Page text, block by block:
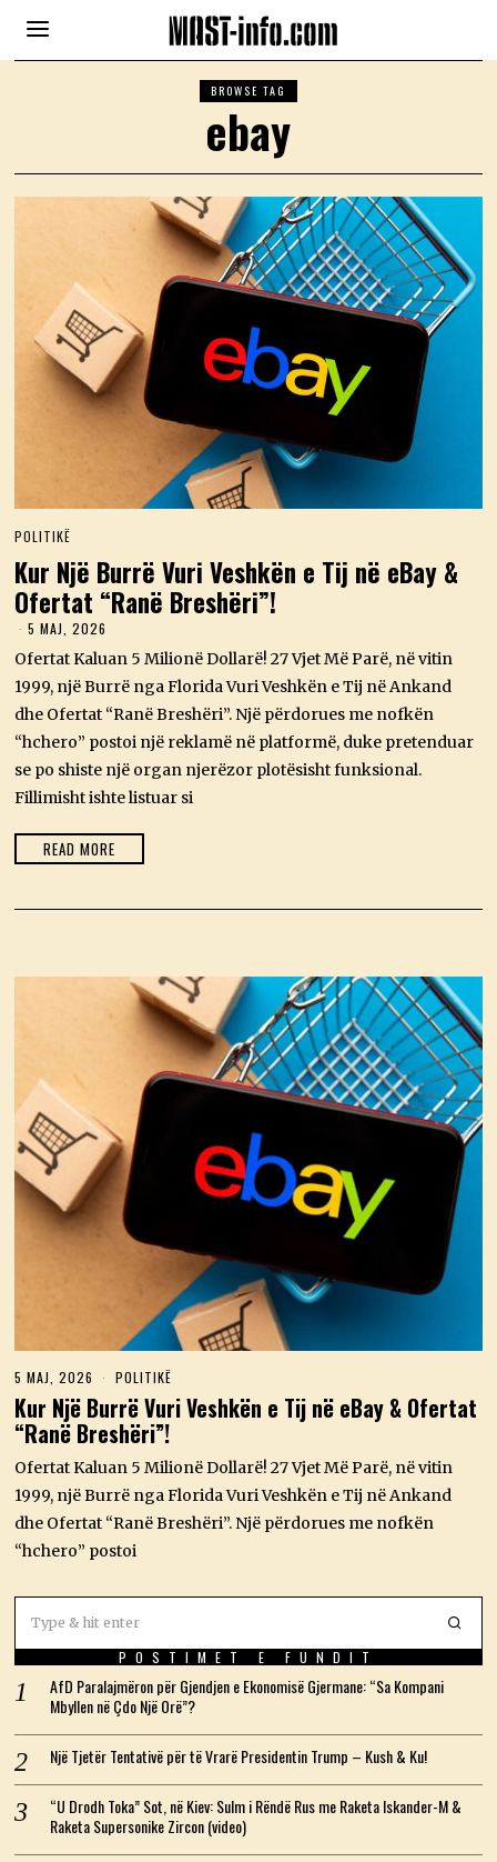
BROWSE TAG
ebay
POLITIKË
Kur Një Burrë Vuri Veshkën e Tij në eBay &
Ofertat “Ranë Breshëri”!
5 MAJ, 2026
A
J
2
0
2
6
Ofertat Kaluan 5 Milionë Dollarë! 27 Vjet Më Parë, në vitin
1999, një Burrë nga Florida Vuri Veshkën e Tij në Ankand
dhe Ofertat “Ranë Breshëri”. Një përdorues me nofkën
“hchero” postoi një reklamë në platformë, duke pretenduar
se po shiste një organ njerëzor plotësisht funksional.
Fillimisht ishte listuar si
READ MORE
5 MAJ, 2026
M
A
J
,
2
2
6
POLITIKË
Kur Një Burrë Vuri Veshkën e Tij në eBay & Ofertat
“Ranë Breshëri”!
Ofertat Kaluan 5 Milionë Dollarë! 27 Vjet Më Parë, në vitin
1999, një Burrë nga Florida Vuri Veshkën e Tij në Ankand
dhe Ofertat “Ranë Breshëri”. Një përdorues me nofkën
“hchero” postoi
POSTIMET E FUNDIT
AfD Paralajmëron për Gjendjen e Ekonomisë Gjermane: “Sa Kompani
Mbyllen në Çdo Një Orë”?
Një Tjetër Tentativë për të Vrarë Presidentin Trump – Kush & Ku!
“U Drodh Toka” Sot, në Kiev: Sulm i Rëndë Rus me Raketa Iskander-M &
Raketa Supersonike Zircon (video)